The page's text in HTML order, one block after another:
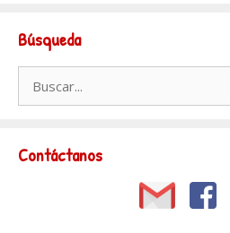
Búsqueda
Contáctanos